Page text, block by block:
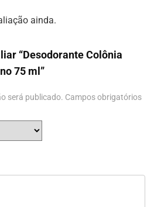
ainda.
“Desodorante Colônia
75 ml”
será publicado. Campos obrigatórios